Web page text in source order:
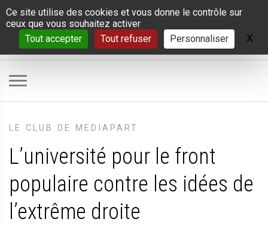
Panneau de gestion des cookies
Ce site utilise des cookies et vous donne le contrôle sur
ceux que vous souhaitez activer
Tout accepter
Tout refuser Personnaliser X
LE CLUB DE MEDIAPART
L’université pour le front
populaire contre les idées de
l’extrême droite